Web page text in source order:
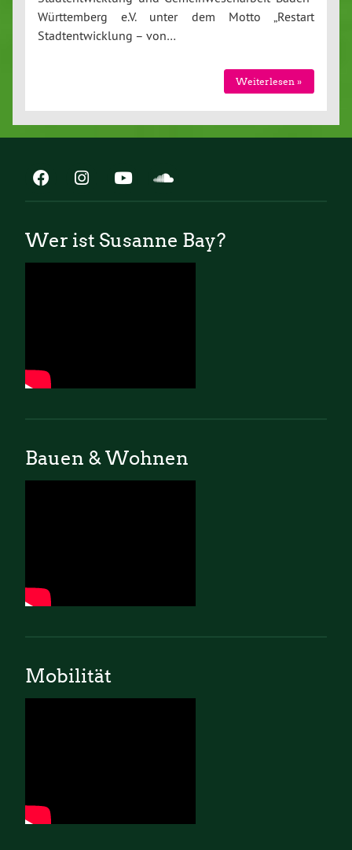
Württemberg e.V. unter dem Motto „Restart
Stadtentwicklung – von…
Weiterlesen »
Wer ist Susanne Bay?
Bauen & Wohnen
Mobilität